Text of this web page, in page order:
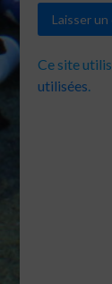
Ce site
utilisées.